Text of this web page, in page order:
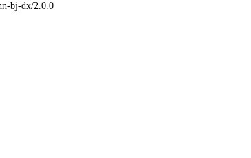
bj-dx/2.0.0